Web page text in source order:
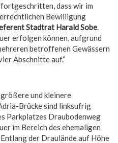
dass wir im
Bewilligung
Stadtrat Harald Sobe.
erfolgen können, aufgrund
betroffenen Gewässern
Abschnitte auf.“
und kleinere
Brücke sind linksufrig
Parkplatzes Draubodenweg
im Bereich des ehemaligen
der Draulände auf Höhe